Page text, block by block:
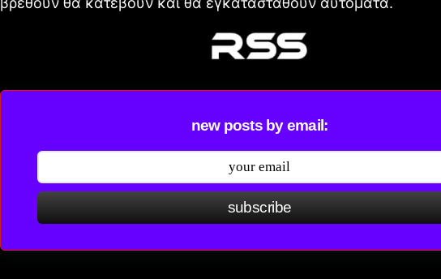
new posts by email:
subscribe